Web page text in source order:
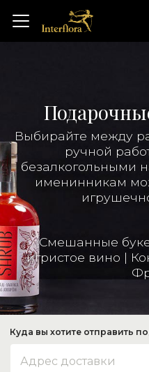
Выбирайте между
ручной
безалкогольными
именинникам
Смешанные
игристое вино |
Куда вы хотите отправить